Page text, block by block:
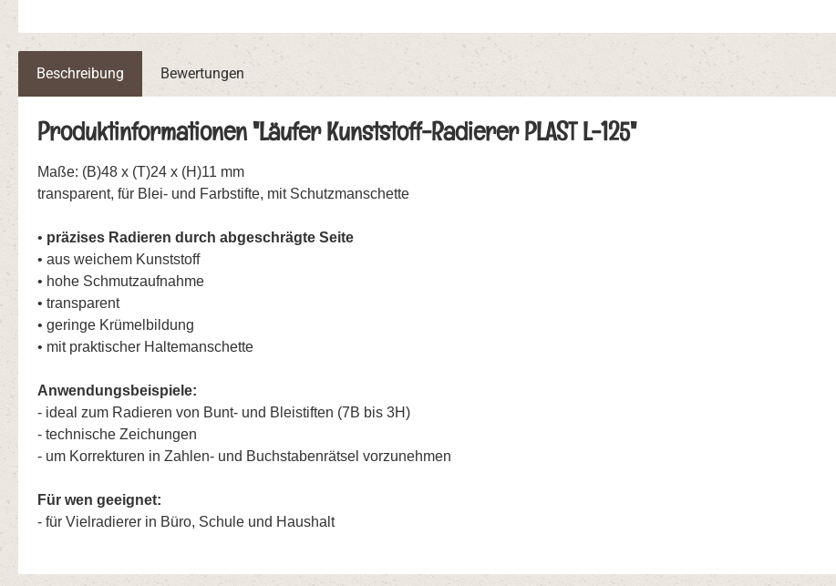
Beschreibung Bewertungen
Produktinformationen "Läufer Kunststoff-Radierer PLAST L-125"
Maße: (B)48 x (T)24 x (H)11 mm
transparent, für Blei- und Farbstifte, mit Schutzmanschette
• präzises Radieren durch abgeschrägte Seite
• aus weichem Kunststoff
• hohe Schmutzaufnahme
• transparent
• geringe Krümelbildung
• mit praktischer Haltemanschette
Anwendungsbeispiele:
- ideal zum Radieren von Bunt- und Bleistiften (7B bis 3H)
- technische Zeichungen
- um Korrekturen in Zahlen- und Buchstabenrätsel vorzunehmen
Für wen geeignet:
- für Vielradierer in Büro, Schule und Haushalt